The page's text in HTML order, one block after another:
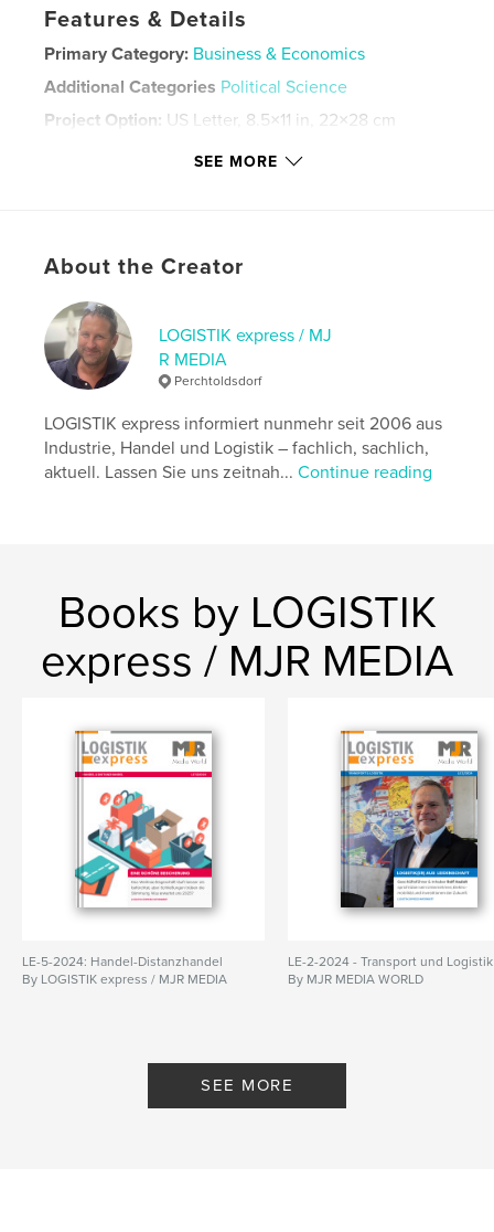
Features & Details
Primary Category: Business & Economics
Additional Categories Political Science
Project Option: US Letter, 8.5×11 in, 22×28 cm
Mobilität , Abfallwirtschaft
Klima/Umwelt
SEE MORE
About the Creator
LOGISTIK express / MJ
R MEDIA
Perchtoldsdorf
LOGISTIK express informiert nunmehr seit 2006 aus
Industrie, Handel und Logistik – fachlich, sachlich,
aktuell. Lassen Sie uns zeitnah...Continue reading
Books by LOGISTIK
express / MJR MEDIA
LE-5-2024: Handel-Distanzhandel
By LOGISTIK express / MJR MEDIA
LE-2-2024 - Transport und Logistik
By MJR MEDIA WORLD
SEE MORE